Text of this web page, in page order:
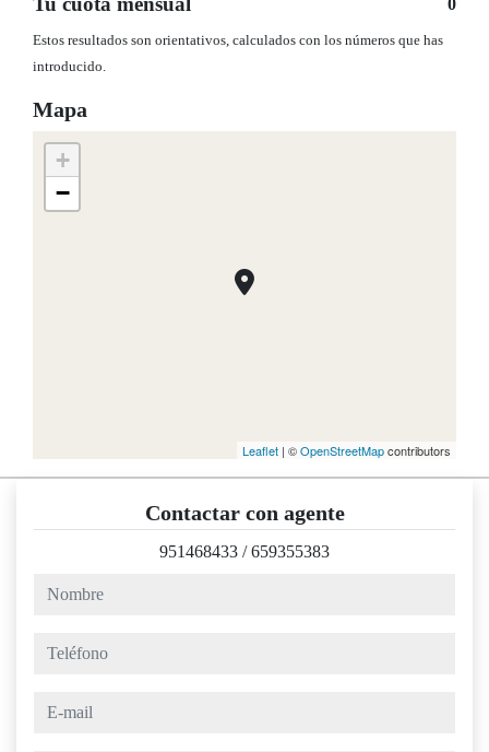
0
Estos resultados son orientativos, calculados con los números que has
introducido.
Mapa
+
−
Leaflet | ©OpenStreetMapcontributors
Contactar con agente
951468433 /659355383
nombre
teléfono
e-mail